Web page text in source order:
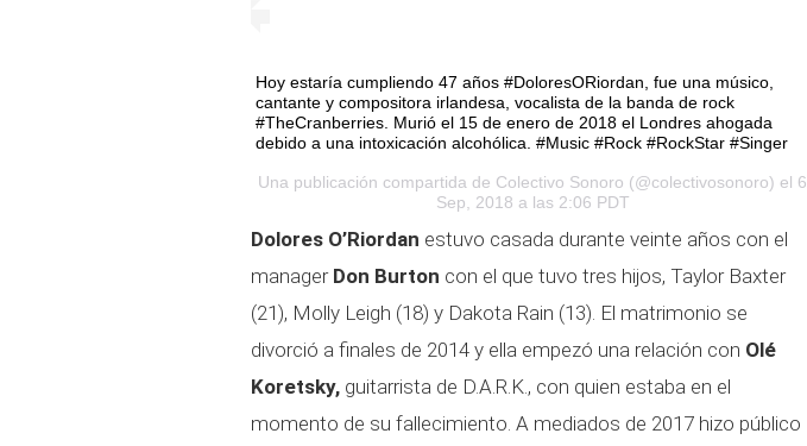
Hoy estaría cumpliendo 47 años #DoloresORiordan, fue una músico,
cantante y compositora irlandesa, vocalista de la banda de rock
#TheCranberries. Murió el 15 de enero de 2018 el Londres ahogada
debido a una intoxicación alcohólica. #Music #Rock #RockStar #Singer
Una publicación compartida de Colectivo Sonoro (@colectivosonoro) el 6
Sep, 2018 a las 2:06 PDT
Dolores O’Riordan estuvo casada durante veinte años con el
manager Don Burton con el que tuvo tres hijos, Taylor Baxter
(21), Molly Leigh (18) y Dakota Rain (13). El matrimonio se
divorció a finales de 2014 y ella empezó una relación con Olé
Koretsky, guitarrista de D.A.R.K., con quien estaba en el
momento de su fallecimiento. A mediados de 2017 hizo público